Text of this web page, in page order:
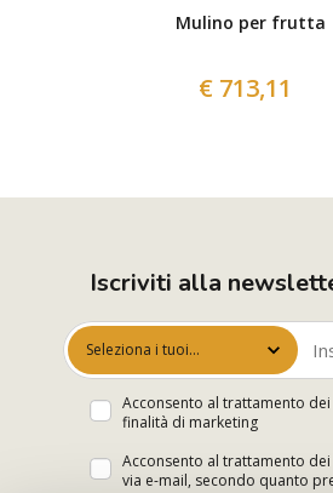
Mulino per frutta
€ 713,11
Iscriviti alla
Seleziona i tuoi
interessi
Acconsento al trattamento
finalità di marketing
Acconsento al trattamento
via e-mail, secondo quanto